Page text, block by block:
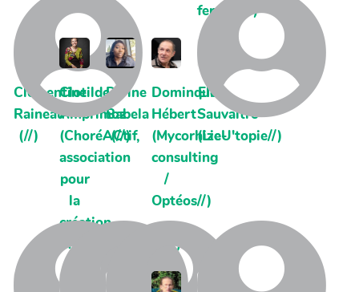
ferrand//)
Clémentine
Raineau
(//)
Clotilde
Amprimoz
(ChoréACtif,
association
pour
la
création
interdisciplinaire//)
Divine
Babela
(//)
Dominque
Hébert
(Mycorhize-
consulting
/
Optéos//)
Elisa
Sauvaitre
(LieU'topie//)